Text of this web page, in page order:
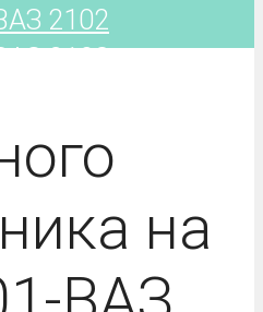
2102
2103
2104
2106
2107
2108
2109
на